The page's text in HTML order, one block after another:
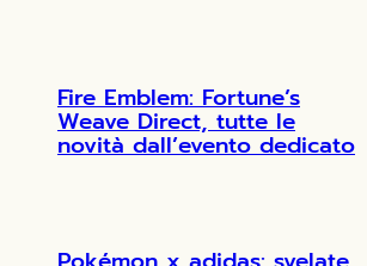
Fire Emblem: Fortune’s
Weave Direct, tutte le
novità dall’evento dedicato